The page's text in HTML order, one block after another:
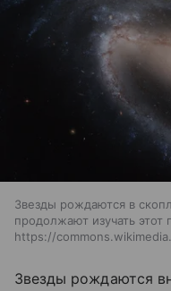
Звезды рождаются в
продолжают изучать этот
https://
Звезды рождаются